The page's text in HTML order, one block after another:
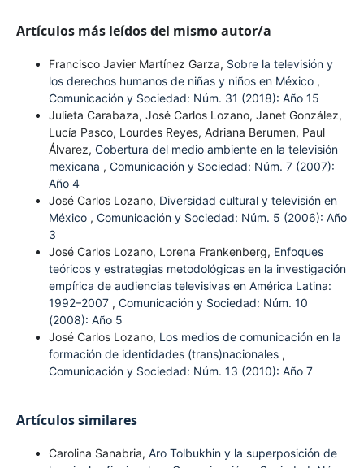
Artículos más leídos del mismo autor/a
Francisco Javier Martínez Garza, Sobre la televisión y
los derechos humanos de niñas y niños en México ,
Comunicación y Sociedad: Núm. 31 (2018): Año 15
Julieta Carabaza, José Carlos Lozano, Janet González,
Lucía Pasco, Lourdes Reyes, Adriana Berumen, Paul
Álvarez, Cobertura del medio ambiente en la televisión
mexicana , Comunicación y Sociedad: Núm. 7 (2007):
Año 4
José Carlos Lozano, Diversidad cultural y televisión en
México , Comunicación y Sociedad: Núm. 5 (2006): Año
3
José Carlos Lozano, Lorena Frankenberg, Enfoques
teóricos y estrategias metodológicas en la investigación
empírica de audiencias televisivas en América Latina:
1992–2007 , Comunicación y Sociedad: Núm. 10
(2008): Año 5
José Carlos Lozano, Los medios de comunicación en la
formación de identidades (trans)nacionales ,
Comunicación y Sociedad: Núm. 13 (2010): Año 7
Artículos similares
Carolina Sanabria, Aro Tolbukhin y la superposición de